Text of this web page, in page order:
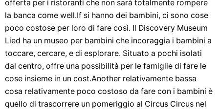
offerta per i ristoranti che non sarà totalmente rompere
la banca come well.If si hanno dei bambini, ci sono cose
poco costose per loro di fare così. Il Discovery Museum
Lied ha un museo per bambini che incoraggia i bambini a
toccare, cercare, e di esplorare. Situato a pochi isolati
dal centro, offre una possibilità per le famiglie di fare le
cose insieme in un cost.Another relativamente bassa
cosa relativamente poco costoso da fare con i bambini è
quello di trascorrere un pomeriggio al Circus Circus nel